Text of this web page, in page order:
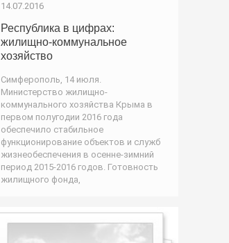
14.07.2016
Республика в цифрах:
жилищно-коммунальное
хозяйство
Симферополь, 14 июля.
Министерство жилищно-
коммунального хозяйства Крыма в
первом полугодии 2016 года
обеспечило стабильное
функционирование объектов и служб
жизнеобеспечения в осенне-зимний
период 2015-2016 годов. Готовность
жилищного фонда,